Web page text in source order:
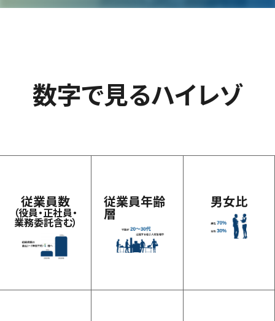
数字で見るハイレゾ
従業員数
（役員・正社員・
業務委託含む）
従業員年齢
層
男女比